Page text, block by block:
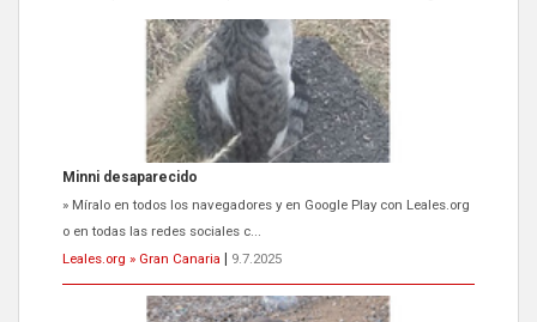
Siami Perdida
Se llama Siami,es hembra de 4 años,esterilizada con marca de
oreja,cariñosa,mimosa pero miedosa,e...
Leales.org » Gran Canaria
9.7.2025